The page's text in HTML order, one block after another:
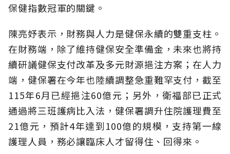
保健指數冠軍的關鍵。
陳亮妤表示，財務與人力是健保永續的雙重支柱。
在財務端，除了維持健保安全準備金，未來也將持
續研議健保支付改革及多元財源挹注方案；在人力
端，健保署在今年也陸續調整急重難罕支付，截至
115年6月已經挹注60億元；另外，衛福部已正式
通過將三班護病比入法，健保署調升住院護理費至
21億元，預計4年達到100億的規模，支持第一線
護理人員，務必讓臨床人才留得住、回得來。